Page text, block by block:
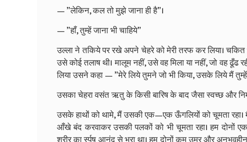
— ”लेकिन, कल तो मुझे जाना ही है”।
— ”हाँ, तुम्हें जाना भी चाहिये”
उल्ला ने तकिये पर रखे अपने चेहरे को मेरी तरफ कर लिया।
उसे कोई तलाष थी। मालूम नहीं, उसे वह मिला या नहीं, जो वह ढूँढ
लिया उसने कहा — ”मेरे लिये तुमने जो भी किया, उसके लिये मैं तुम्हें
उसका चेहरा वसंत ऋतु के किसी बारिष के बाद जैसा स्वच्छ और
उसके हाथों को थामे, मैं उसकी एक—एक ऊँगलियों को चूमता
आँखे बंद करवाकर उसकी पलकों को भी चूमता रहा। हम दोनों